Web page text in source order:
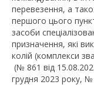
перевезення, а
першого цього
засоби
призначення, які
колій (комплекси
(№ 861 від
грудня 2023 року, №